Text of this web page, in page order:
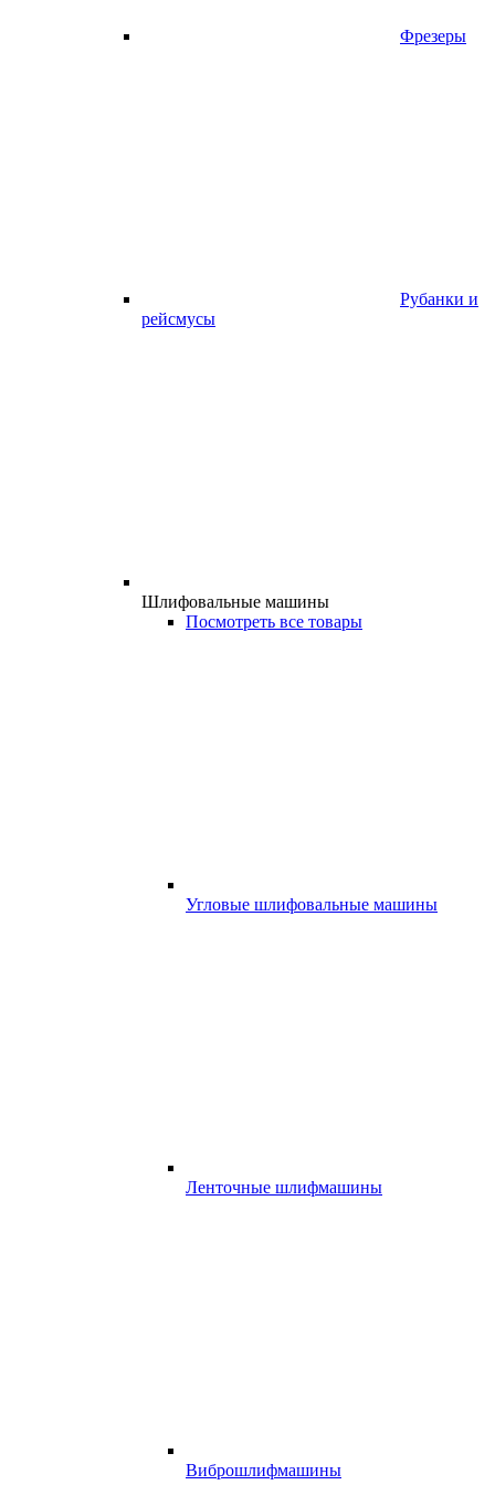
Фрезеры
Рубанки и
рейсмусы
Шлифовальные машины
Посмотреть все товары
Угловые шлифовальные машины
Ленточные шлифмашины
Виброшлифмашины